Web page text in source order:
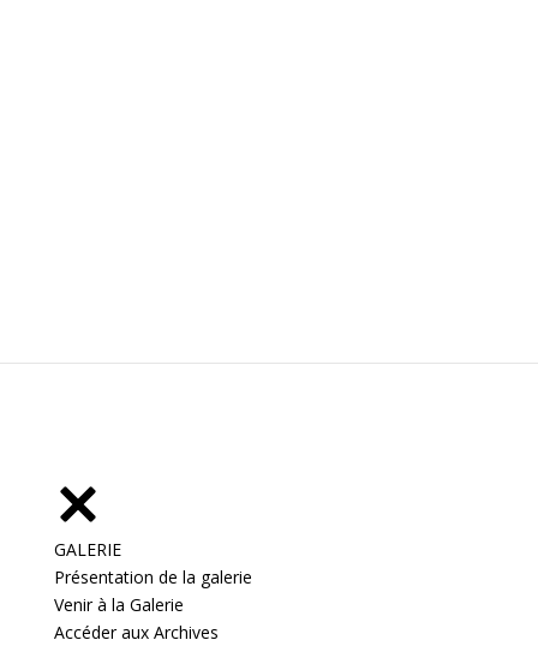
GALERIE
Présentation de la galerie
Venir à la Galerie
Accéder aux Archives